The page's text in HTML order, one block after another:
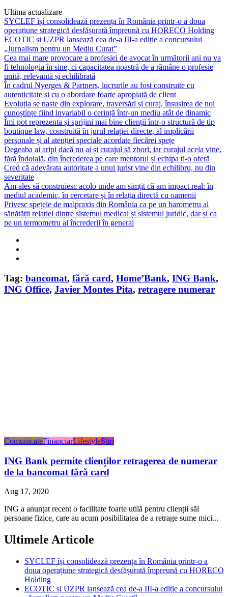
Ultima actualizare
SYCLEF își consolidează prezența în România printr-o a doua
operațiune strategică desfășurată împreună cu HORECO Holding
ECOTIC și UZPR lansează cea de-a III-a ediție a concursului
„Jurnalism pentru un Mediu Curat”
Cea mai mare provocare a profesiei de avocat în următorii ani nu va
fi tehnologia în sine, ci capacitatea noastră de a rămâne o profesie
unită, relevantă și echilibrată
În cadrul Nyerges & Partners, lucrurile au fost construite cu
autenticitate și cu o abordare foarte apropiată de client
Evoluția se naște din explorare, traversări și curaj, însușirea de noi
cunoștințe fiind invariabil o cerință într-un mediu atât de dinamic
Îmi pot reprezenta și sprijini mai bine clienții într-o structură de tip
boutique law, construită în jurul relației directe, al implicării
personale și al atenției speciale acordate fiecărei spețe
Degeaba ai aripi dacă nu ai și curajul să zbori, iar curajul acela vine,
fără îndoială, din încrederea pe care mentorul și echipa ți-o oferă
Cred că adevărata autoritate a unui jurist vine din echilibru, nu din
severitate
Am ales să construiesc acolo unde am simțit că am impact real: în
mediul academic, în cercetare și în relația directă cu oamenii
Privesc spețele de malpraxis din România ca pe un barometru al
sănătății relației dintre sistemul medical și sistemul juridic, dar și ca
pe un termometru al încrederii în general
Tag: bancomat, fără card, Home’Bank, ING Bank,
ING Office, Javier Montes Pita, retragere numerar
ComunicateFinanciarLifestyleŞtiri
ING Bank permite clienților retragerea de numerar
de la bancomat fără card
Aug 17, 2020
ING a anunțat recent o facilitate foarte utilă pentru clienții săi
persoane fizice, care au acum posibilitatea de a retrage sume mici...
Ultimele Articole
SYCLEF își consolidează prezența în România printr-o a
doua operațiune strategică desfășurată împreună cu HORECO
Holding
ECOTIC și UZPR lansează cea de-a III-a ediție a concursului